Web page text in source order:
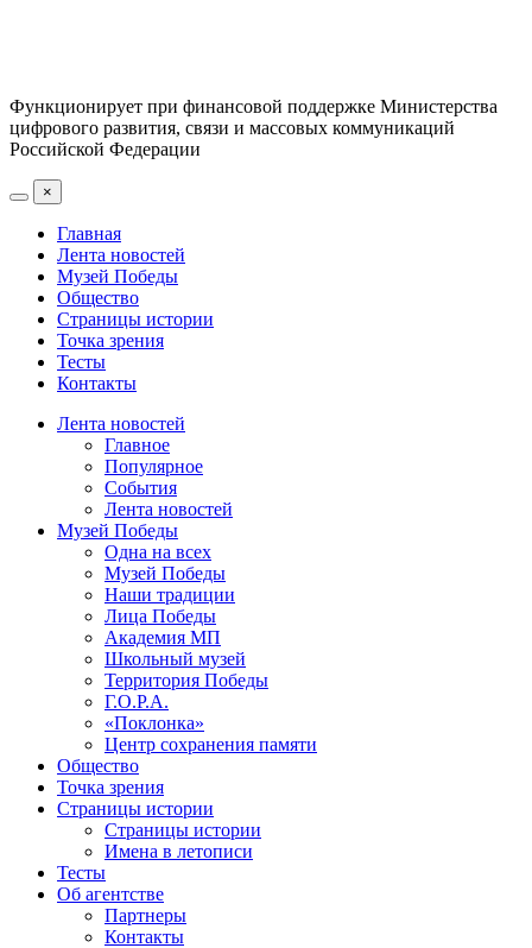
Функционирует при финансовой поддержке Министерства
цифрового развития, связи и массовых коммуникаций
Российской Федерации
×
Главная
Лента новостей
Музей Победы
Общество
Страницы истории
Точка зрения
Тесты
Контакты
Лента новостей
Главное
Популярное
События
Лента новостей
Музей Победы
Одна на всех
Музей Победы
Наши традиции
Лица Победы
Академия МП
Школьный музей
Территория Победы
Г.О.Р.А.
«Поклонка»
Центр сохранения памяти
Общество
Точка зрения
Страницы истории
Страницы истории
Имена в летописи
Тесты
Об агентстве
Партнеры
Контакты